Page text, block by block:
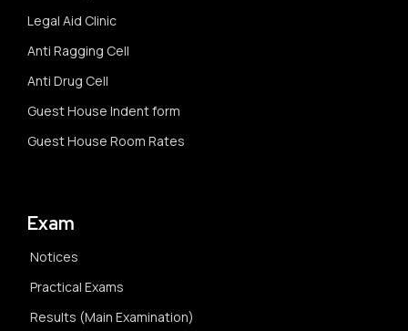
Legal Aid Clinic
Anti Ragging Cell
Anti Drug Cell
Guest House Indent form
Guest House Room Rates
Exam
Notices
Practical Exams
Results (Main Examination)